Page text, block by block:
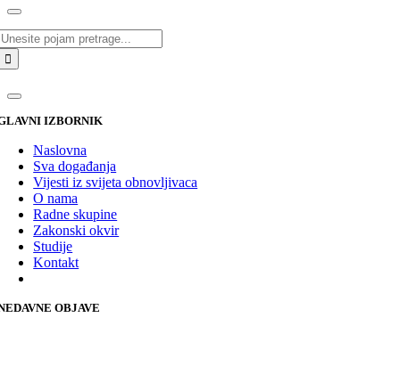
IZBORNIK
Naslovna
Sva događanja
Vijesti iz svijeta obnovljivaca
O nama
Radne skupine
Zakonski okvir
Studije
Kontakt
OBJAVE